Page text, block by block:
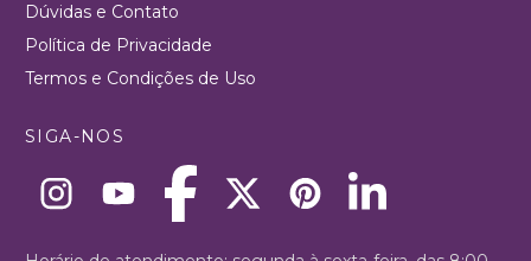
Dúvidas e Contato
Política de Privacidade
Termos e Condições de Uso
SIGA-NOS